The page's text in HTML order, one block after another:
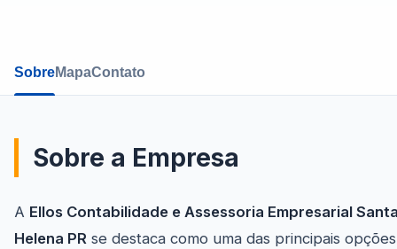
SobreMapaContato
Sobre a Empresa
A Ellos Contabilidade e Assessoria Empresarial
Helena PR se destaca como uma das principais opções